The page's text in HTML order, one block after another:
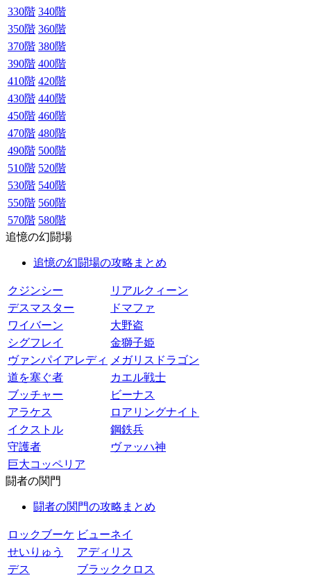
330階 340階
350階 360階
370階 380階
390階 400階
410階 420階
430階 440階
450階 460階
470階 480階
490階 500階
510階 520階
530階 540階
550階 560階
570階 580階
追憶の幻闘場
追憶の幻闘場の攻略まとめ
クジンシー
リアルクィーン
デスマスター
ドマファ
ワイバーン
大野盗
シグフレイ
金獅子姫
ヴァンパイアレディ
メガリスドラゴン
道を塞ぐ者
カエル戦士
ブッチャー
ビーナス
アラケス
ロアリングナイト
イクストル
鋼鉄兵
守護者
ヴァッハ神
巨大コッペリア
闘者の関門
闘者の関門の攻略まとめ
ロックブーケ ビューネイ
せいりゅう
アディリス
デス
ブラッククロス